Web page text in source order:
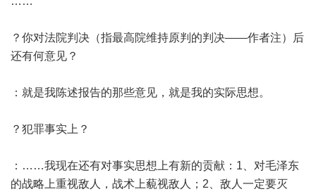
？你对法院判决（指最高院维持原判的判决——作者注）后
还有何意见？
：就是我陈述报告的那些意见，就是我的实际思想。
？犯罪事实上？
：……我现在还有对事实思想上有新的贡献：1、对毛泽东
的战略上重视敌人，战术上藐视敌人；2、敌人一定要灭